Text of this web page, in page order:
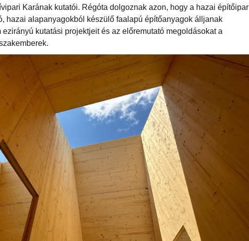
Karának kutatói. Régóta dolgoznak azon, hogy a hazai építőipar
hazai alapanyagokból készülő faalapú építőanyagok álljanak
kutatási projektjeit és az előremutató megoldásokat a